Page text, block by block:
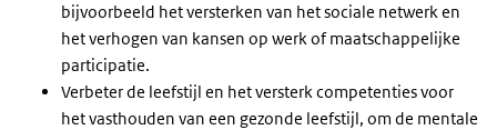
bijvoorbeeld het versterken van het sociale netwerk en
het verhogen van kansen op werk of maatschappelijke
participatie.
Verbeter de leefstijl en het versterk competenties voor
het vasthouden van een gezonde leefstijl, om de mentale